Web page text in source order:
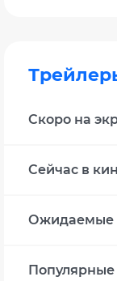
Скоро на
Сейчас в
Ожидаемые
Популярные